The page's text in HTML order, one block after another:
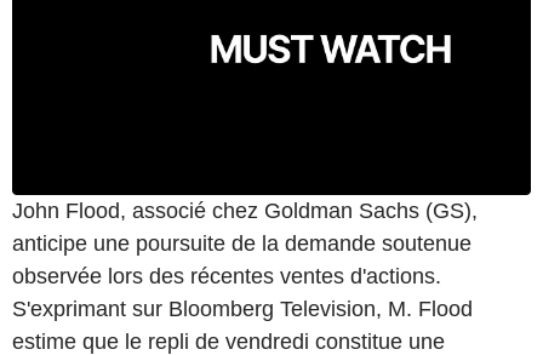
John Flood, associé chez Goldman Sachs (GS),
anticipe une poursuite de la demande soutenue
observée lors des récentes ventes d'actions.
S'exprimant sur Bloomberg Television, M. Flood
estime que le repli de vendredi constitue une